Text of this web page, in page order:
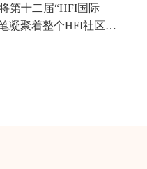
第十二届“HFI国际
凝聚着整个HFI社区爱